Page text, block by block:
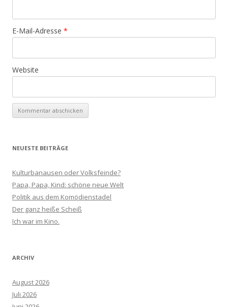
E-Mail-Adresse *
Website
NEUESTE BEITRÄGE
Kulturbanausen oder Volksfeinde?
Papa, Papa, Kind: schöne neue Welt
Politik aus dem Komödienstadel
Der ganz heiße Scheiß
Ich war im Kino.
ARCHIV
August 2026
Juli 2026